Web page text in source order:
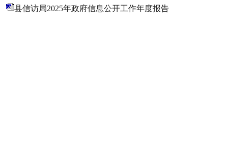
县信访局2025年政府信息公开工作年度报告